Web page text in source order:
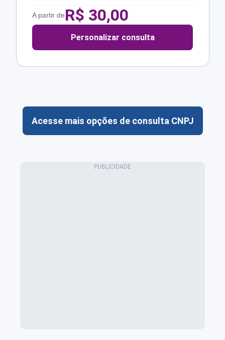
A partir deR$ 30,00
Personalizar consulta
Acesse mais opções de consulta CNPJ